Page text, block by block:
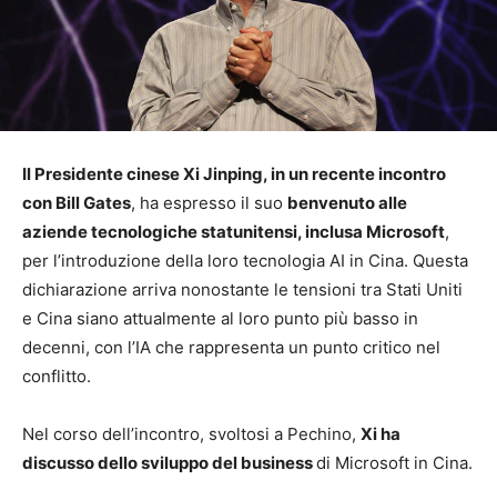
Il Presidente cinese Xi Jinping, in un recente incontro
con Bill Gates, ha espresso il suo benvenuto alle
aziende tecnologiche statunitensi, inclusa Microsoft,
per l’introduzione della loro tecnologia AI in Cina. Questa
dichiarazione arriva nonostante le tensioni tra Stati Uniti
e Cina siano attualmente al loro punto più basso in
decenni, con l’IA che rappresenta un punto critico nel
conflitto.
Nel corso dell’incontro, svoltosi a Pechino, Xi ha
discusso dello sviluppo del businessdi Microsoft in Cina.